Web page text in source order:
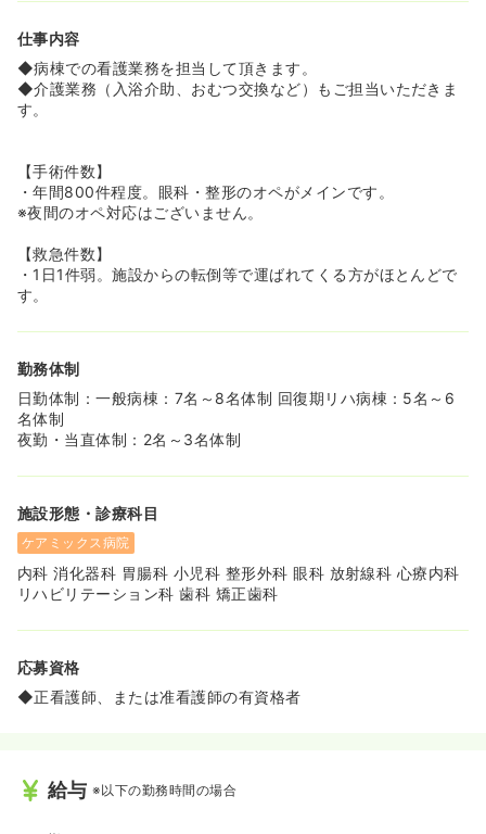
仕事内容
◆病棟での看護業務を担当して頂きます。
◆介護業務（入浴介助、おむつ交換など）もご担当いただきま
す。
【手術件数】
・年間800件程度。眼科・整形のオペがメインです。
※夜間のオペ対応はございません。
【救急件数】
・1日1件弱。施設からの転倒等で運ばれてくる方がほとんどで
す。
勤務体制
日勤体制：一般病棟：7名～8名体制 回復期リハ病棟：5名～6
名体制
夜勤・当直体制：2名～3名体制
施設形態・診療科目
ケアミックス病院
内科 消化器科 胃腸科 小児科 整形外科 眼科 放射線科 心療内科
リハビリテーション科 歯科 矯正歯科
応募資格
◆正看護師、または准看護師の有資格者
給与 ※以下の勤務時間の場合